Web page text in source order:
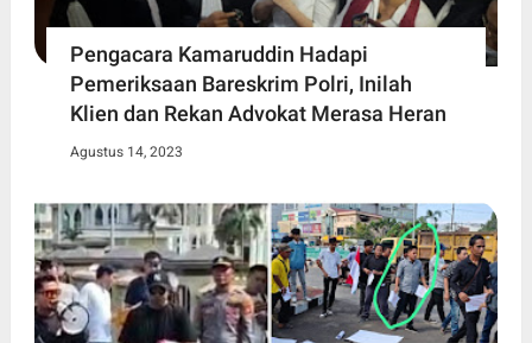
Pengacara Kamaruddin Hadapi
Pemeriksaan Bareskrim Polri, Inilah
Klien dan Rekan Advokat Merasa Heran
Agustus 14, 2023